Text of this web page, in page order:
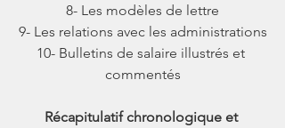
8- Les modèles de lettre
9- Les relations avec les administrations
10- Bulletins de salaire illustrés et
commentés
Récapitulatif chronologique et